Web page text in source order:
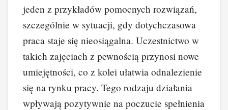
jeden z przykładów pomocnych rozwiązań,
szczególnie w sytuacji, gdy dotychczasowa
praca staje się nieosiągalna. Uczestnictwo w
takich zajęciach z pewnością przynosi nowe
umiejętności, co z kolei ułatwia odnalezienie
się na rynku pracy. Tego rodzaju działania
wpływają pozytywnie na poczucie spełnienia